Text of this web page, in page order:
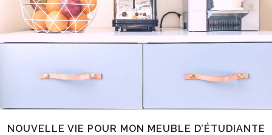
NOUVELLE VIE POUR MON MEUBLE D’ÉTUDIANTE